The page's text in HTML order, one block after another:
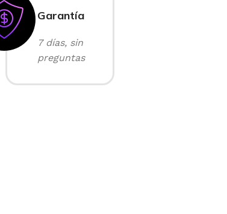
Garantía
7 días, sin
preguntas